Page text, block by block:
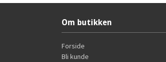
Om butikken
Forside
Bli kunde